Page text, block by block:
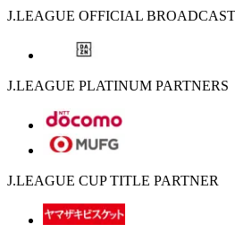
J.LEAGUE OFFICIAL
J.LEAGUE PLATINUM PARTNERS
J.LEAGUE CUP TITLE PARTNER